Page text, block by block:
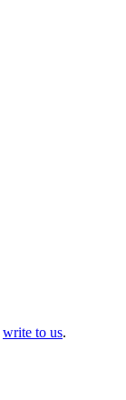
write to us.